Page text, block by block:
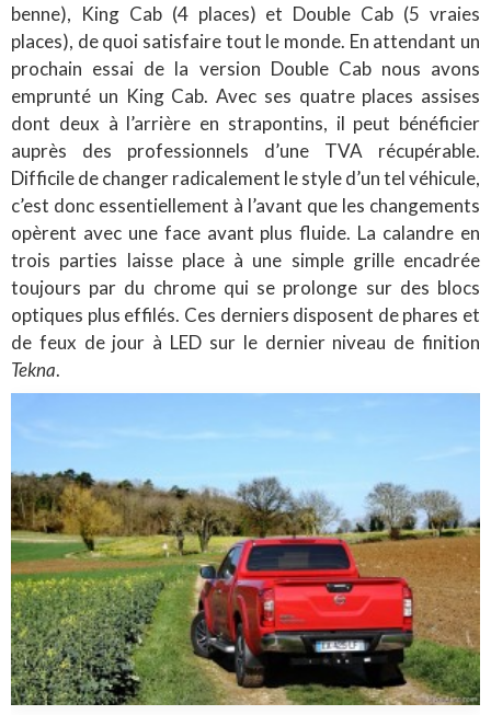
benne), King Cab (4 places) et Double Cab (5 vraies
places), de quoi satisfaire tout le monde. En attendant un
prochain essai de la version Double Cab nous avons
emprunté un King Cab. Avec ses quatre places assises
dont deux à l’arrière en strapontins, il peut bénéficier
auprès des professionnels d’une TVA récupérable.
Difficile de changer radicalement le style d’un tel véhicule,
c’est donc essentiellement à l’avant que les changements
opèrent avec une face avant plus fluide. La calandre en
trois parties laisse place à une simple grille encadrée
toujours par du chrome qui se prolonge sur des blocs
optiques plus effilés. Ces derniers disposent de phares et
de feux de jour à LED sur le dernier niveau de finition
Tekna.